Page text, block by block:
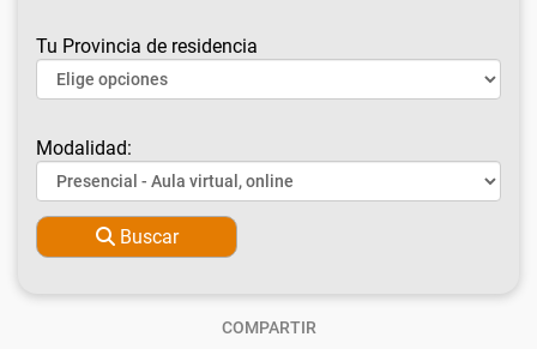
Tu Provincia de residencia
Modalidad:
Buscar
COMPARTIR